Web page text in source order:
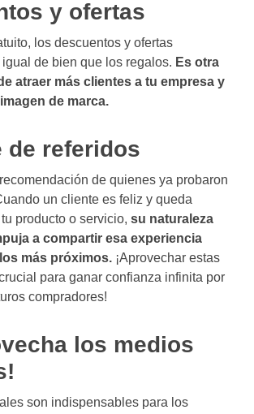
y ofertas
los descuentos y ofertas
de bien que los regalos. Es otra
atraer más clientes a tu empresa y
de marca.
de referidos
de quienes ya probaron
un cliente es feliz y queda
producto o servicio,su naturaleza
a compartir esa experiencia
más próximos. ¡Aprovechar estas
para ganar confianza infinita por
compradores!
los medios
son indispensables para los